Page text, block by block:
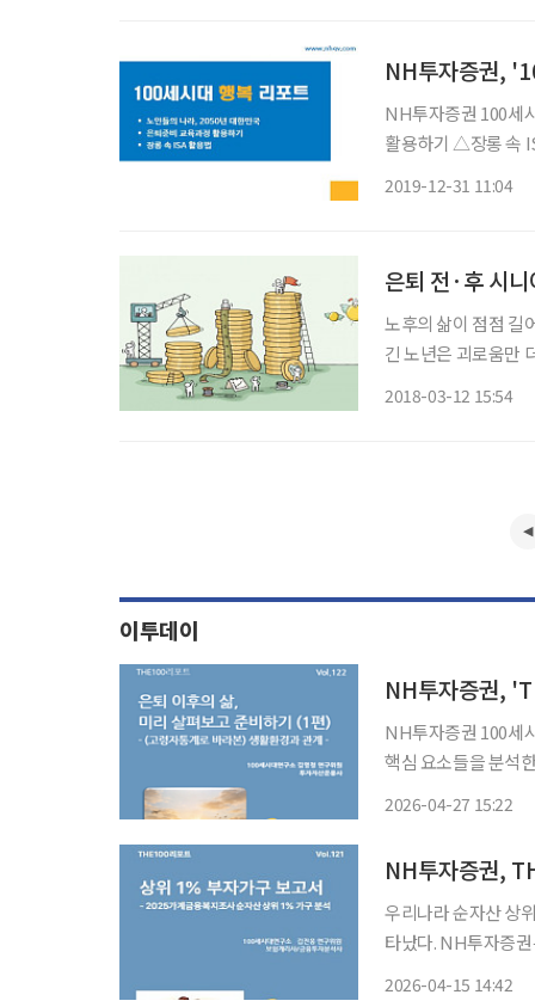
NH투자증권,
NH투자증권 100세
활용하기 △장롱 속
2019-12-31 11:04
은퇴 전·후 시
노후의 삶이 점점 길
긴 노년은 괴로움만
2018-03-12 15:54
이투데이
NH투자증권,
NH투자증권 100세
핵심 요소들을 분석한 보고서를 내놨다. 27일
2026-04-27 15:22
NH투자증권,
우리나라 순자산 상
타났다. NH투자증
2026-04-15 14:42